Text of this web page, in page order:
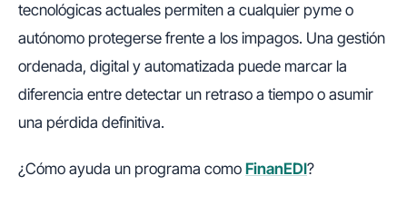
tecnológicas actuales permiten a cualquier pyme o
autónomo protegerse frente a los impagos. Una gestión
ordenada, digital y automatizada puede marcar la
diferencia entre detectar un retraso a tiempo o asumir
una pérdida definitiva.
¿Cómo ayuda un programa como FinanEDI?